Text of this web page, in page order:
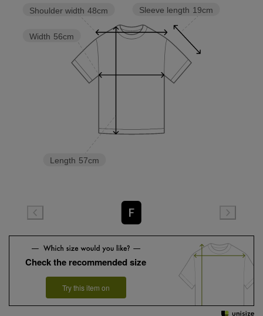
Sleeve length 19cm
Length 57cm
Width 56cm
Shoulder width 48cm
F
Check the recommended size
Try this item on